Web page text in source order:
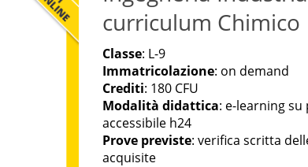
curriculum Chimico
Classe: L-9
Immatricolazione: on demand
Crediti: 180 CFU
Modalità didattica: e-learning
accessibile h24
Prove previste: verifica scritta
acquisite